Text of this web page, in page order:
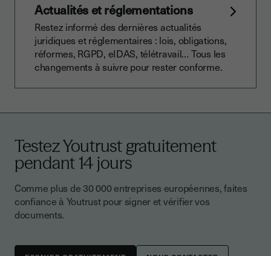
Actualités et réglementations
Restez informé des dernières actualités
juridiques et réglementaires : lois, obligations,
réformes, RGPD, eIDAS, télétravail… Tous les
changements à suivre pour rester conforme.
Testez Youtrust gratuitement
pendant 14 jours
Comme plus de 30 000 entreprises européennes, faites
confiance à Youtrust pour signer et vérifier vos
documents.